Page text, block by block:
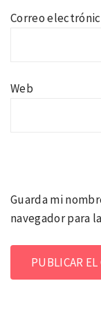
Correo
Web
Guarda mi
navegador para